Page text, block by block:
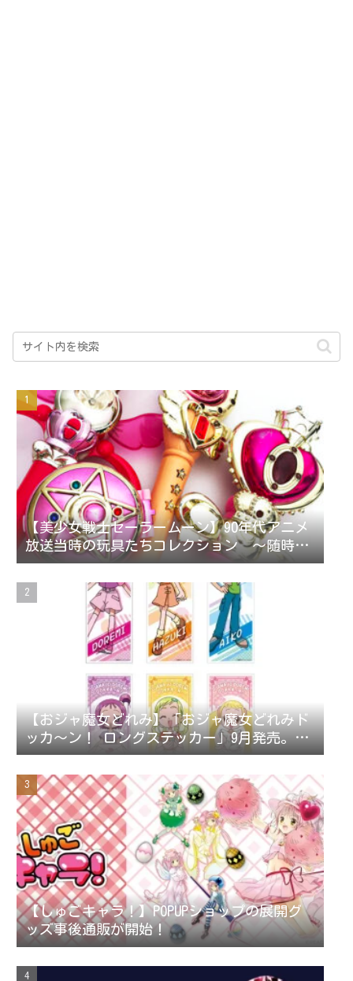
【美少女戦士セーラームーン】90年代アニメ
放送当時の玩具たちコレクション ～随時更
新～
【おジャ魔女どれみ】「おジャ魔女どれみド
ッカ～ン！ ロングステッカー」9月発売。ス
テッカー全42種。
【しゅごキャラ！】POPUPショップの展開グ
ッズ事後通販が開始！